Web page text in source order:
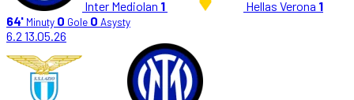
Inter Mediolan 1 Hellas Verona 1
64' Minuty 0 Gole 0 Asysty
6.2 13.05.26